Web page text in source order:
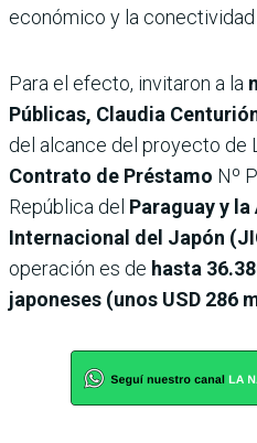
económico y la conectividad
Para el efecto, invitaron a la
Públicas, Claudia
del alcance del proyecto de
Contrato de Préstamo Nº
República del Paraguay y
Internacional del Japón
operación es de hasta
japoneses (unos USD 286